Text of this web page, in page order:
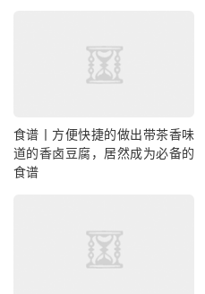
食谱丨方便快捷的做出带茶香味
道的香卤豆腐，居然成为必备的
食谱